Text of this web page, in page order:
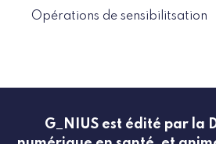
Opérations de sensibilitsation
G_NIUS est édité par la